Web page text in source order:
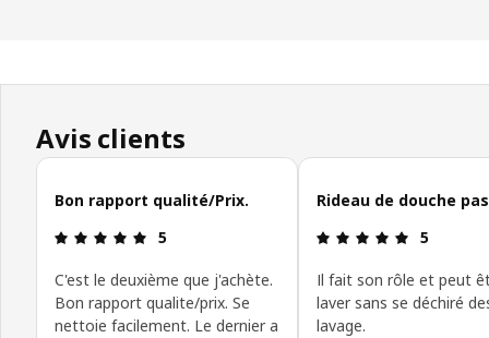
Avis clients
Ignorer les avis clients
Bon rapport qualité/Prix.
Avis: 5 sur 5 étoiles
5
C'est le deuxième que j'achète.
Bon rapport qualite/prix. Se
nettoie facilement. Le dernier a
Rideau de douche
Avis: 5 sur
5
Il fait son rôle et peut
laver sans se déchiré
lavage.